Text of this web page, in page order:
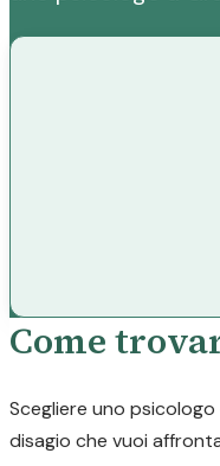
Come
Scegliere uno
disagio che vuoi